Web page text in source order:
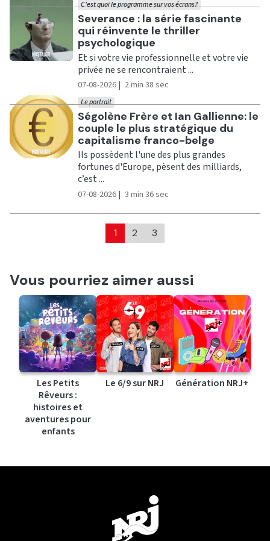
Ecouter
Severance : la série fascinante
qui réinvente le thriller
psychologique
C'est quoi le programme sur vos écrans?
Et si votre vie professionnelle et votre vie
privée ne se rencontraient ...
07-08-2026 | 2 min 38 sec
Ecouter
Ségolène Frère et Ian Gallienne: le
couple le plus stratégique du
capitalisme franco-belge
Le portrait
Ils possèdent l'une des plus grandes
fortunes d'Europe, pèsent des milliards,
c’est ...
07-08-2026 | 3 min 36 sec
1 2 3
Vous pourriez aimer aussi
Les Petits
Rêveurs :
histoires et
aventures pour
enfants
Le 6/9 sur NRJ Génération NRJ+